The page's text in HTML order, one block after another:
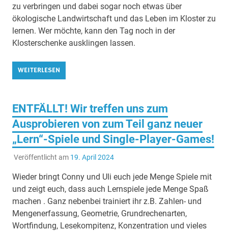
zu verbringen und dabei sogar noch etwas über
ökologische Landwirtschaft und das Leben im Kloster zu
lernen. Wer möchte, kann den Tag noch in der
Klosterschenke ausklingen lassen.
WEITERLESEN
ENTFÄLLT! Wir treffen uns zum
Ausprobieren von zum Teil ganz neuer
„Lern“-Spiele und Single-Player-Games!
Veröffentlicht am 19. April 2024
Wieder bringt Conny und Uli euch jede Menge Spiele mit
und zeigt euch, dass auch Lernspiele jede Menge Spaß
machen . Ganz nebenbei trainiert ihr z.B. Zahlen- und
Mengenerfassung, Geometrie, Grundrechenarten,
Wortfindung, Lesekompitenz, Konzentration und vieles